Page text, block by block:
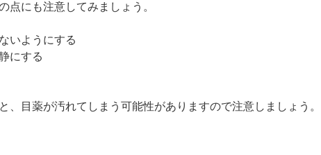
点にも注意してみましょう。
いようにする
にする
、目薬が汚れてしまう可能性がありますので注意しましょう。